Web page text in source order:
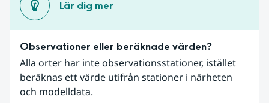
Lär dig mer
Observationer eller beräknade värden?
Alla orter har inte observationsstationer, istället
beräknas ett värde utifrån stationer i närheten
och modelldata.